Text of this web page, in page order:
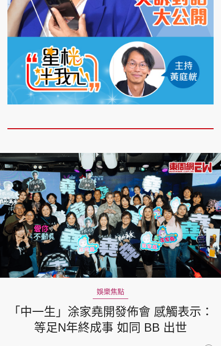
娛樂焦點
「中一生」涂家堯開發佈會 感觸表示：
等足N年終成事 如同 BB 出世